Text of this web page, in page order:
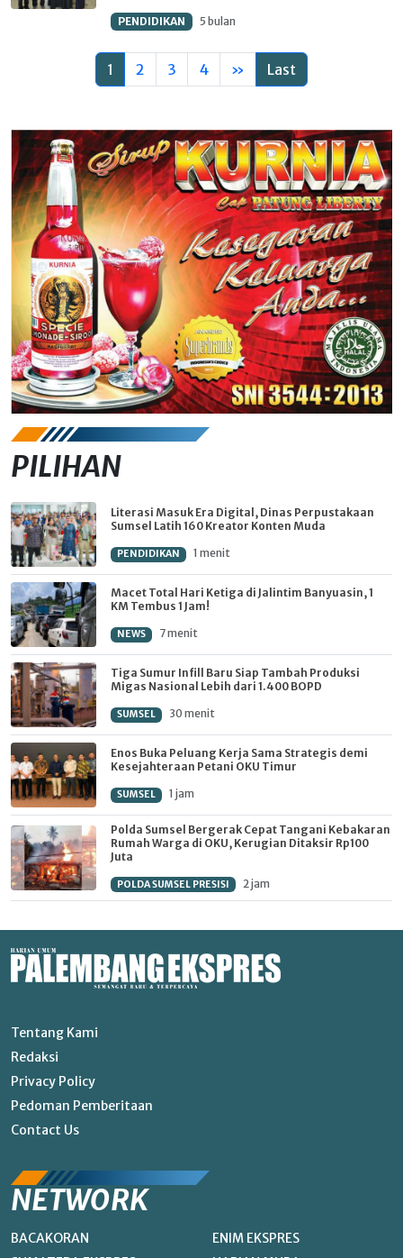
PENDIDIKAN 5 bulan
1 2 3 4 » Last
PILIHAN
Literasi Masuk Era Digital, Dinas Perpustakaan
Sumsel Latih 160 Kreator Konten Muda
PENDIDIKAN 1 menit
Macet Total Hari Ketiga di Jalintim Banyuasin, 1
KM Tembus 1 Jam!
NEWS 7 menit
Tiga Sumur Infill Baru Siap Tambah Produksi
Migas Nasional Lebih dari 1.400 BOPD
SUMSEL 30 menit
Enos Buka Peluang Kerja Sama Strategis demi
Kesejahteraan Petani OKU Timur
SUMSEL 1 jam
Polda Sumsel Bergerak Cepat Tangani Kebakaran
Rumah Warga di OKU, Kerugian Ditaksir Rp100
Juta
POLDA SUMSEL PRESISI 2 jam
Tentang Kami
Redaksi
Privacy Policy
Pedoman Pemberitaan
Contact Us
NETWORK
BACAKORAN
ENIM EKSPRES